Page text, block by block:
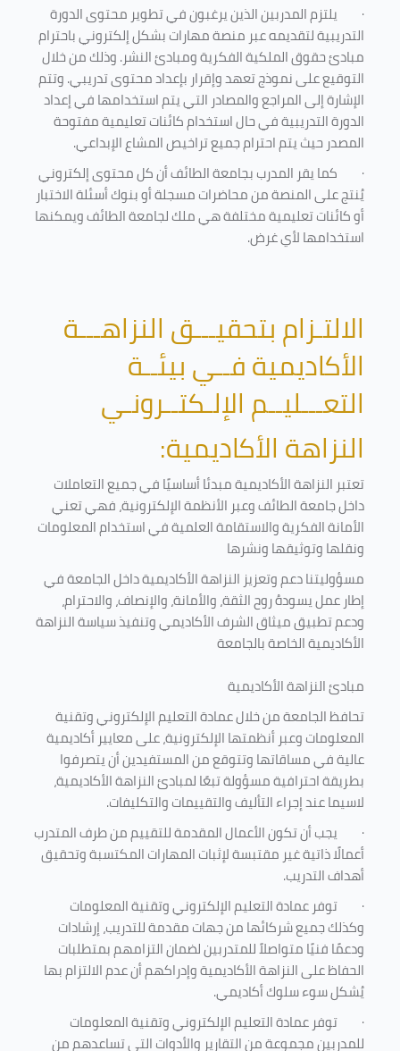
· يلتزم المدربين الذين يرغبون في تطوير محتوى الدورة
التدريبية لتقديمه عبر منصة مهارات بشكل إلكتروني باحترام
مبادئ حقوق الملكية الفكرية ومبادئ النشر. وذلك من خلال
التوقيع على نموذج تعهد وإقرار بإعداد محتوى تدريبي. وتتم
الإشارة إلى المراجع والمصادر التي يتم استخدامها في إعداد
الدورة التدريبية في حال استخدام كائنات تعليمية مفتوحة
المصدر حيث يتم احترام جميع تراخيص المشاع الإبداعي.
· كما يقر المدرب بجامعة الطائف أن كل محتوى إلكتروني
يُنتج على المنصة من محاضرات مسجلة أو بنوك أسئلة الاختبار
أو كائنات تعليمية مختلفة هي ملك لجامعة الطائف ويمكنها
استخدامها لأي غرض.
الالتـزام بتحقيـــق النزاهـــة
الأكاديمية فــي بيئــة
التعـــليــم الإلـكتــرونـي
النزاهة الأكاديمية:
تعتبر النزاهة الأكاديمية مبدئا أساسيًا في جميع التعاملات
داخل جامعة الطائف وعبر الأنظمة الإلكترونية، فهي تعني
الأمانة الفكرية والاستقامة العلمية في استخدام المعلومات
ونقلها وتوثيقها ونشرها
مسؤوليتنا دعم وتعزيز النزاهة الأكاديمية داخل الجامعة في
إطار عمل يسودهُ روح الثقة، والأمانة، والإنصاف، والاحترام،
ودعم تطبيق ميثاق الشرف الأكاديمي وتنفيذ سياسة النزاهة
الأكاديمية الخاصة بالجامعة
مبادئ النزاهة الأكاديمية
تحافظ الجامعة من خلال عمادة التعليم الإلكتروني وتقنية
المعلومات وعبر أنظمتها الإلكترونية، على معايير أكاديمية
عالية في مساقاتها وتتوقع من المستفيدين أن يتصرفوا
بطريقة احترافية مسؤولة تبعًا لمبادئ النزاهة الأكاديمية،
لاسيما عند إجراء التأليف والتقييمات والتكليفات.
· يجب أن تكون الأعمال المقدمة للتقييم من طرف المتدرب
أعمالًا ذاتية غير مقتبسة لإثبات المهارات المكتسبة وتحقيق
أهداف التدريب.
· توفر عمادة التعليم الإلكتروني وتقنية المعلومات
وكذلك جميع شركائها من جهات مقدمة للتدريب، إرشادات
ودعمًا فنيًا متواصلاً للمتدربين لضمان التزامهم بمتطلبات
الحفاظ على النزاهة الأكاديمية وإدراكهم أن عدم الالتزام بها
يُشكل سوء سلوك أكاديمي.
· توفر عمادة التعليم الإلكتروني وتقنية المعلومات
للمدربين مجموعة من التقارير والأدوات التي تساعدهم من